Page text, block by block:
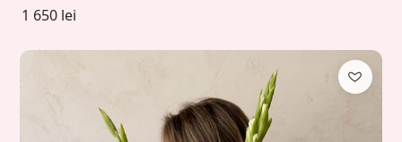
1 650 lei